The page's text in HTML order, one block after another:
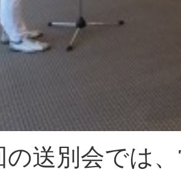
の送別会では